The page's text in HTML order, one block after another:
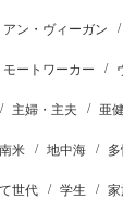
ン・ヴィーガン
モートワーカー
主婦・主夫 亜
南米 地中海
世代 学生